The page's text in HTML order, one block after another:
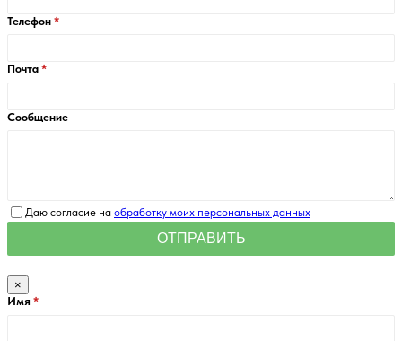
Телефон
Почта
Сообщение
Даю согласие на обработку моих персональных данных
×
Имя